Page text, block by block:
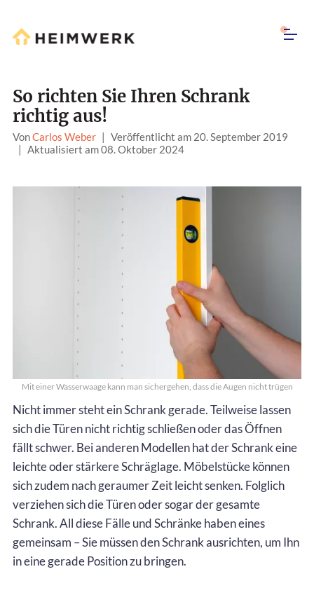
So richten Sie Ihren Schrank
richtig aus!
VonCarlos Weber | Veröffentlicht am 20. September 2019
| Aktualisiert am 08. Oktober 2024
Mit einer Wasserwaage kann man sichergehen, dass die Augen nicht trügen
Nicht immer steht ein Schrank gerade. Teilweise lassen
sich die Türen nicht richtig schließen oder das Öffnen
fällt schwer. Bei anderen Modellen hat der Schrank eine
leichte oder stärkere Schräglage. Möbelstücke können
sich zudem nach geraumer Zeit leicht senken. Folglich
verziehen sich die Türen oder sogar der gesamte
Schrank. All diese Fälle und Schränke haben eines
gemeinsam – Sie müssen den Schrank ausrichten, um Ihn
in eine gerade Position zu bringen.